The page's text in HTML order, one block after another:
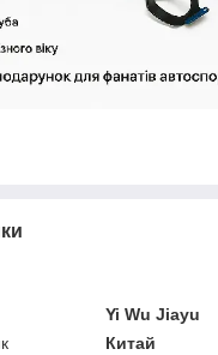
Yi Wu Jiayu
Китай